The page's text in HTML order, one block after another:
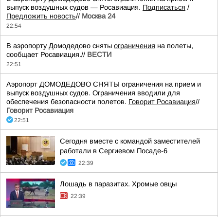
выпуск воздушных судов — Росавиация. Подписаться /
Предложить новость// Москва 24
22:54
В аэропорту Домодедово сняты ограничения на полеты,
сообщает Росавиация.// ВЕСТИ
22:51
Аэропорт ДОМОДЕДОВО СНЯТЫ ограничения на прием и
выпуск воздушных судов. Ограничения вводили для
обеспечения безопасности полетов. Говорит Росавиация//
Говорит Росавиация
22:51
Сегодня вместе с командой заместителей
работали в Сергиевом Посаде-6
22:39
Лошадь в паразитах. Хромые овцы
22:39